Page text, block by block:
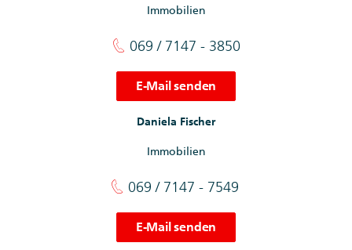
Immobilien
069 / 7147 - 3850
E-Mail senden
Daniela Fischer
Immobilien
069 / 7147 - 7549
E-Mail senden